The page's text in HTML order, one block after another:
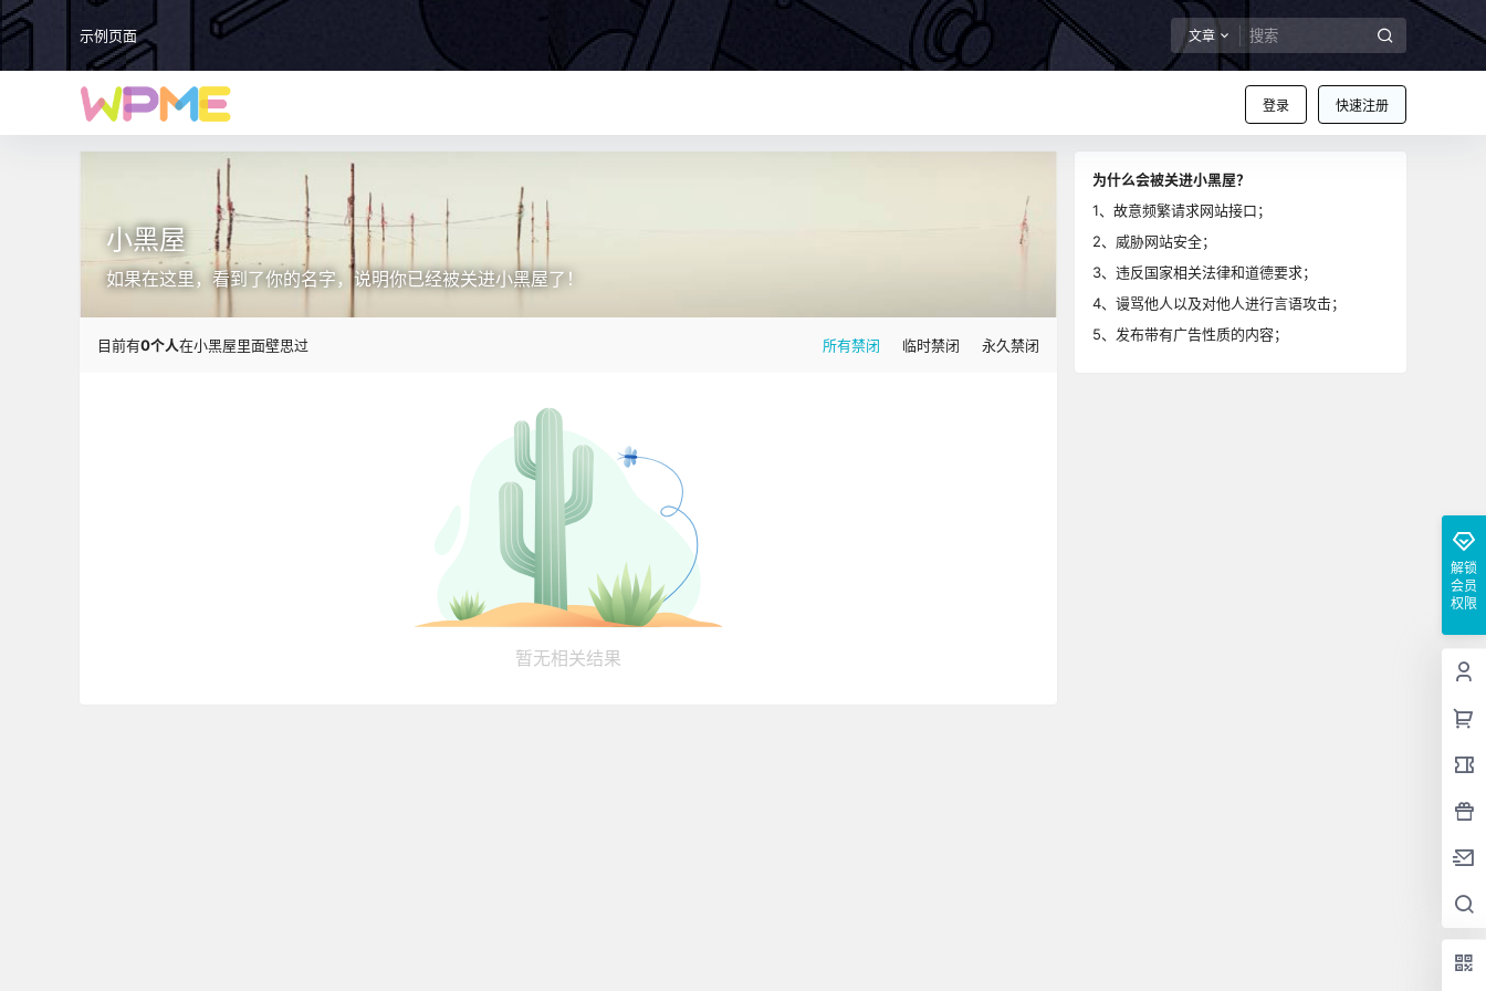
示例页面 文章
登录 快速注册
小黑屋
如果在这里，看到了你的名字，说明你已经被关进小黑屋了！
目前有0个人在小黑屋里面壁思过 所有禁闭 临时禁闭 永久禁闭
暂无相关结果
为什么会被关进小黑屋？
1、故意频繁请求网站接口；
2、威胁网站安全；
3、违反国家相关法律和道德要求；
4、谩骂他人以及对他人进行言语攻击；
5、发布带有广告性质的内容；
解锁
会员
权限